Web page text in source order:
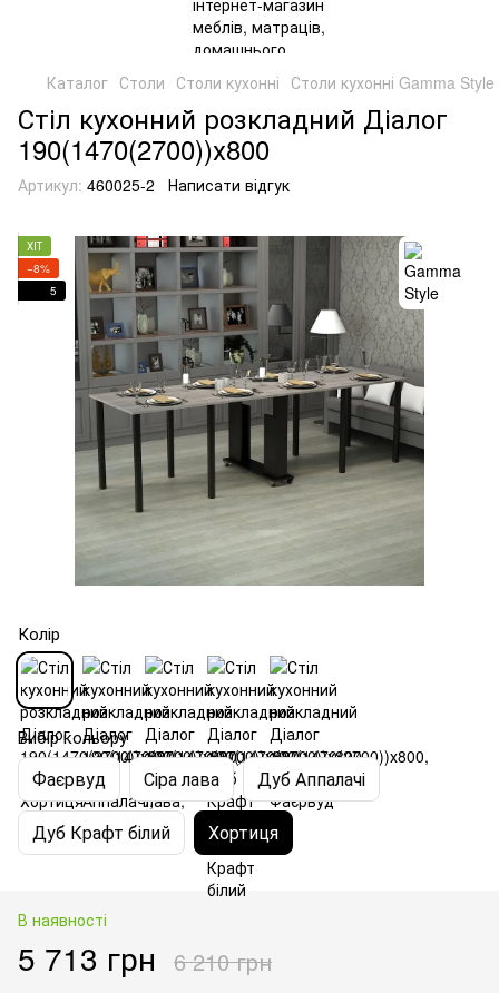
Каталог Столи Столи кухонні Столи кухонні Gamma Style
Стіл кухонний розкладний Діалог
190(1470(2700))х800
Артикул: 460025-2 Написати відгук
ХІТ
−8%
5
Колір
Вибір кольору
Фаєрвуд Сіра лава Дуб Аппалачі
Дуб Крафт білий Хортиця
В наявності
5 713 грн 6 210 грн